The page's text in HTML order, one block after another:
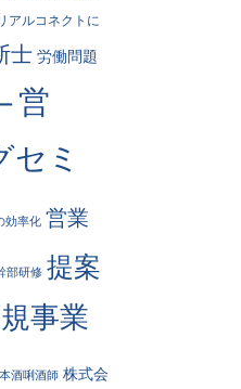
アルコネクトに
士 労働問題
営
ミ
効率化 営業
部研修 提案
事業
酒唎酒師 株式会